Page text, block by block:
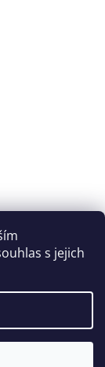
s jejich
vyhrazena.